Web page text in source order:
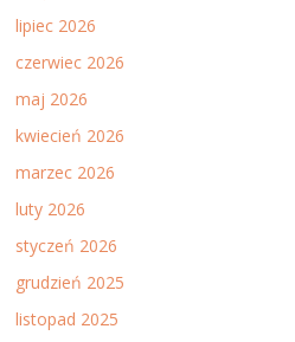
lipiec 2026
czerwiec 2026
maj 2026
kwiecień 2026
marzec 2026
luty 2026
styczeń 2026
grudzień 2025
listopad 2025